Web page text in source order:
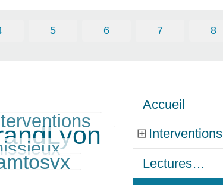
5 6 7 8
Accueil
Interventions
Lectures…